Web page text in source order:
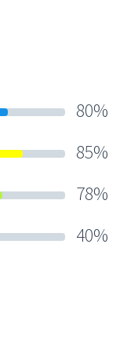
80%
85%
78%
40%